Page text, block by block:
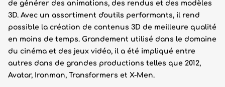
de générer des animations, des rendus et des modèles
3D. Avec un assortiment d'outils performants, il rend
possible la création de contenus 3D de meilleure qualité
en moins de temps. Grandement utilisé dans le domaine
du cinéma et des jeux vidéo, il a été impliqué entre
autres dans de grandes productions telles que 2012,
Avatar, Ironman, Transformers et X-Men.